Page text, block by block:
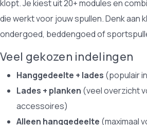
klopt. Je kiest uit 20+ modules en
die werkt voor jouw spullen. Denk aan
ondergoed, beddengoed of
Veel gekozen indelingen
Hanggedeelte + lades (populair
Lades + planken (veel overzicht
accessoires)
Alleen hanggedeelte (maximaal